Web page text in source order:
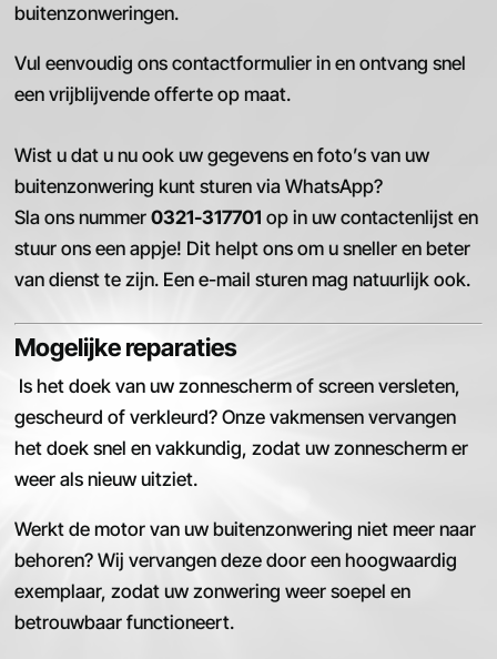
buitenzonweringen.
Vul eenvoudig ons contactformulier in en ontvang snel
een vrijblijvende offerte op maat.
Wist u dat u nu ook uw gegevens en foto’s van uw
buitenzonwering kunt sturen via WhatsApp?
Sla ons nummer0321-317701 op in uw contactenlijst en
stuur ons een appje! Dit helpt ons om u sneller en beter
van dienst te zijn. Een e-mail sturen mag natuurlijk ook.
Mogelijke reparaties
Is het doek van uw zonnescherm of screen versleten,
gescheurd of verkleurd? Onze vakmensen vervangen
het doek snel en vakkundig, zodat uw zonnescherm er
weer als nieuw uitziet.
Werkt de motor van uw buitenzonwering niet meer naar
behoren? Wij vervangen deze door een hoogwaardig
exemplaar, zodat uw zonwering weer soepel en
betrouwbaar functioneert.